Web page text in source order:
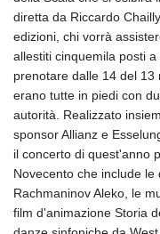
diretta da Riccardo
edizioni, chi vorrà
allestiti cinquemila posti
prenotare dalle 14 del
erano tutte in piedi con
autorità. Realizzato
sponsor Allianz e
il concerto di quest'anno
Novecento che include
Rachmaninov Aleko, le
film d'animazione Storia